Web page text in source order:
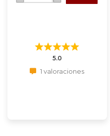
5.0
1 valoraciones